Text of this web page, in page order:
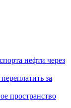
нефти через
за
пространство